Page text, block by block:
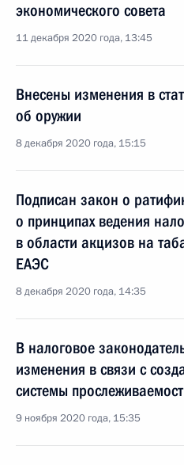
экономического совета
11 декабря 2020 года, 13:45
Внесены изменения в
об оружии
8 декабря 2020 года, 15:15
Подписан закон о
о принципах ведения
в области акцизов на
ЕАЭС
8 декабря 2020 года, 14:35
В налоговое
изменения в связи с
системы
9 ноября 2020 года, 15:35